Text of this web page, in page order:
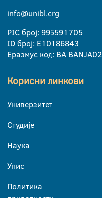
info@unibl.org
PIC број: 995591705
ID број: E10186843
Еразмус код: BA BANJA02
Корисни линкови
Универзитет
Студије
Наука
Упис
Политика